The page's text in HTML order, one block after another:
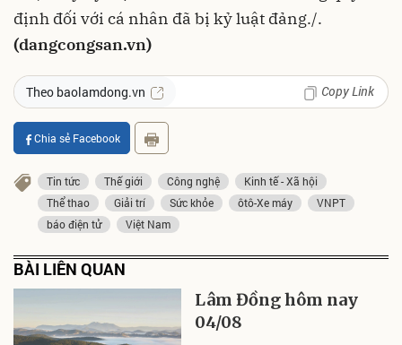
định đối với cá nhân đã bị kỷ luật đảng./.
(dangcongsan.vn)
Theo baolamdong.vn Copy Link
Chia sẻ Facebook
Tin tức Thế giới Công nghệ
Kinh tế - Xã hội
Thể thao
Giải trí Sức khỏe ôtô-Xe máy
VNPT
báo điện tử
Việt Nam
BÀI LIÊN QUAN
Lâm Đồng hôm nay
04/08